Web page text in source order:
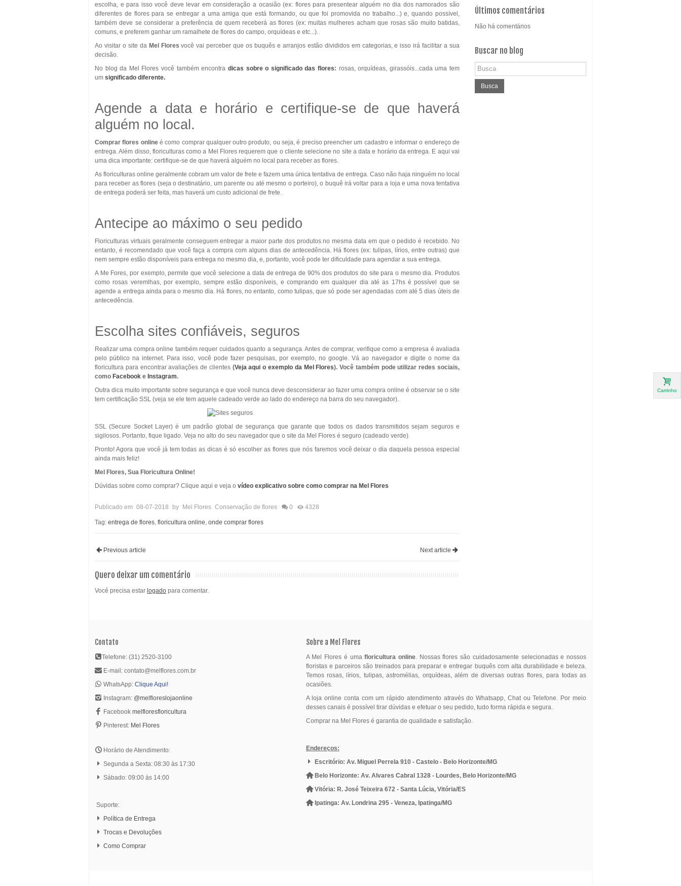
escolha, e para isso você deve levar em consideração a ocasião (ex: flores para presentear alguém no dia dos namorados são
diferentes de flores para se entregar a uma amiga que está formando, ou que foi promovida no trabalho...) e, quando possível,
também deve se considerar a preferência de quem receberá as flores (ex: muitas mulheres acham que rosas são muito batidas,
comuns, e preferem ganhar um ramalhete de flores do campo, orquídeas e etc...).
Ao visitar o site da Mel Flores você vai perceber que os buquês e arranjos estão divididos em categorias, e isso irá facilitar a sua
decisão.
No blog da Mel Flores você também encontra dicas sobre o significado das flores: rosas, orquídeas, girassóis...cada uma tem
um significado diferente.
Agende a data e horário e certifique-se de que haverá
alguém no local.
Comprar flores onlineé como comprar qualquer outro produto, ou seja, é preciso preencher um cadastro e informar o endereço de
entrega. Além disso, floriculturas como a Mel Flores requerem que o cliente selecione no site a data e horário da entrega. E aqui vai
uma dica importante: certifique-se de que haverá alguém no local para receber as flores.
As floriculturas online geralmente cobram um valor de frete e fazem uma única tentativa de entrega. Caso não haja ninguém no local
para receber as flores (seja o destinatário, um parente ou até mesmo o porteiro), o buquê irá voltar para a loja e uma nova tentativa
de entrega poderá ser feita, mas haverá um custo adicional de frete.
Antecipe ao máximo o seu pedido
Floriculturas virtuais geralmente conseguem entregar a maior parte dos produtos no mesma data em que o pedido é recebido. No
entanto, é recomendado que você faça a compra com alguns dias de antecedência. Há flores (ex: tulipas, lírios, entre outras) que
nem sempre estão disponíveis para entrega no mesmo dia, e, portanto, você pode ter dificuldade para agendar a sua entrega.
A Me Fores, por exemplo, permite que você selecione a data de entrega de 90% dos produtos do site para o mesmo dia. Produtos
como rosas veremlhas, por exemplo, sempre estão disponíveis, e comprando em qualquer dia até as 17hs é possível que se
agende a entrega ainda para o mesmo dia. Há flores, no entanto, como tulipas, que só pode ser agendadas com até 5 dias úteis de
antecedência.
Escolha sites confiáveis, seguros
Realizar uma compra online também requer cuidados quanto a segurança. Antes de comprar, verifique como a empresa é avaliada
pelo público na internet. Para isso, você pode fazer pesquisas, por exemplo, no google. Vá ao navegador e digite o nome da
floricultura para encontrar avaliações de clientes (Veja aqui o exemplo da Mel Flores). Você também pode utilizar redes sociais,
como Facebook e Instagram.
Outra dica muito importante sobre segurança e que você nunca deve desconsiderar ao fazer uma compra online é observar se o site
tem certificação SSL (veja se ele tem aquele cadeado verde ao lado do endereço na barra do seu navegador).
SSL (Secure Socket Layer) é um padrão global de segurança que garante que todos os dados transmitidos sejam seguros e
sigilosos. Portanto, fique ligado. Veja no alto do seu navegador que o site da Mel Flores é seguro (cadeado verde).
Pronto! Agora que você já tem todas as dicas é só escolher as flores que nós faremos você deixar o dia daquela pessoa especial
ainda mais feliz!
Mel Flores, Sua Floricultura Online!
Dúvidas sobre como comprar? Clique aqui e veja o vídeo explicativo sobre como comprar na Mel Flores
Publicado em 08-07-2018 by Mel Flores Conservação de flores 0 4328
Tag: entrega de flores floricultura online onde comprar flores
Previous article Next article
Quero deixar um comentário
Você precisa estar logado para comentar.
Últimos comentários
Não há comentários
Buscar no blog
Busca
Contato
Telefone: (31) 2520-3100
E-mail: contato@melflores.com.br
WhatsApp: Clique Aqui!
Instagram: @melfloreslojaonline
Facebook melfloresfloricultura
Pinterest: Mel Flores
Horário de Atendimento:
Segunda a Sexta: 08:30 às 17:30
Sábado: 09:00 às 14:00
Suporte:
Política de Entrega
Trocas e Devoluções
Como Comprar
Sobre a Mel Flores
A Mel Flores é umafloricultura online. Nossas flores são cuidadosamente selecionadas e nossos
floristas e parceiros são treinados para preparar e entregar buquês com alta durabilidade e beleza.
Temos rosas, lírios, tulipas, astromélias, orquídeas, além de diversas outras flores, para todas as
ocasiões.
A loja online conta com um rápido atendimento através do Whatsapp, Chat ou Telefone. Por meio
desses canais é possível tirar dúvidas e efetuar o seu pedido, tudo forma rápida e segura.
Comprar na Mel Flores é garantia de qualidade e satisfação.
Endereços:
Escritório: Av. Miguel Perrela 910 - Castelo - Belo Horizonte/MG
Belo Horizonte: Av. Alvares Cabral 1328 - Lourdes, Belo Horizonte/MG
Vitória: R. José Teixeira 672 - Santa Lúcia, Vitória/ES
Ipatinga: Av. Londrina 295 - Veneza, Ipatinga/MG
Carrinho